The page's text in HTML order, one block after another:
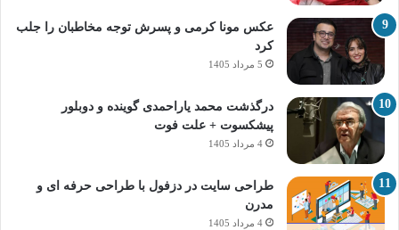
عکس مونا کرمی و پسرش توجه مخاطبان را جلب
کرد
5 مرداد 1405
درگذشت محمد یاراحمدی گوینده و دوبلور
پیشکسوت + علت فوت
4 مرداد 1405
طراحی سایت در دزفول با طراحی حرفه‌ ای و
مدرن
4 مرداد 1405